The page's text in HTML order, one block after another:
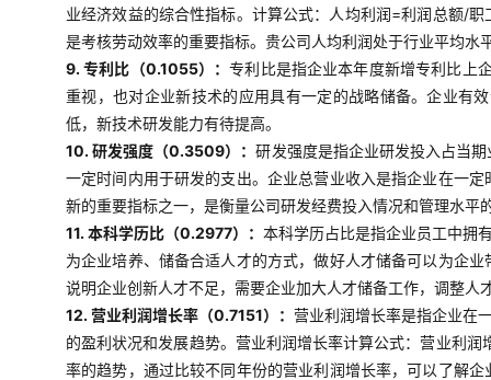
业经济效益的综合性指标。计算公式：人均利润=利润总额/
是考核劳动效率的重要指标。贵公司人均利润处于行业平均
9. 专利比（0.1055）：专利比是指企业本年度新增专利比上
重视，也对企业新技术的应用具有一定的战略储备。企业有
低，新技术研发能力有待提高。
10. 研发强度（0.3509）：研发强度是指企业研发投入占当
一定时间内用于研发的支出。企业总营业收入是指企业在一
新的重要指标之一，是衡量公司研发经费投入情况和管理水
11. 本科学历比（0.2977）： 本科学历占比是指企业员工中拥
为企业培养、储备合适人才的方式，做好人才储备可以为企
说明企业创新人才不足，需要企业加大人才储备工作，调整人
12. 营业利润增长率（0.7151）： 营业利润增长率是指企业在
的盈利状况和发展趋势。营业利润增长率计算公式：营业利
率的趋势，通过比较不同年份的营业利润增长率，可以了解